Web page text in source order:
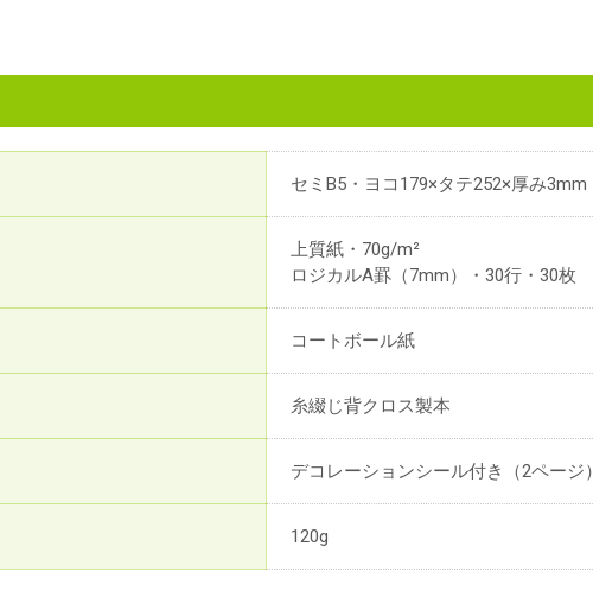
セミB5・ヨコ179×タテ252×厚み3mm
上質紙・70g/m²
ロジカルA罫（7mm）・30行・30枚
コートボール紙
糸綴じ背クロス製本
デコレーションシール付き（2ページ）
120g